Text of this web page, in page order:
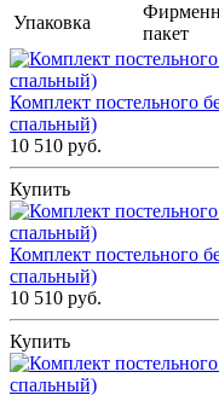
Упаковка
пакет
Комплект постельного
спальный)
10 510 руб.
Купить
Комплект постельного
спальный)
10 510 руб.
Купить